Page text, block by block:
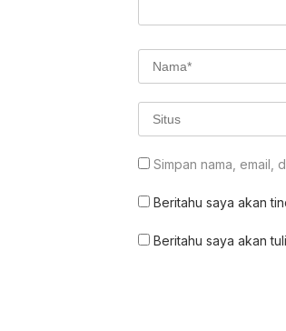
Simpan nama, email,
Beritahu saya akan
Beritahu saya akan